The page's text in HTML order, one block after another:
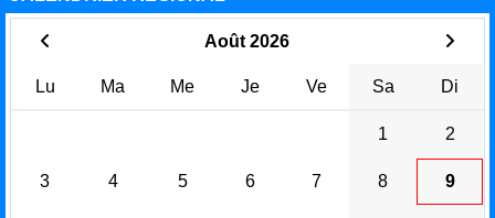
Août 2026
Lu Ma Me Je Ve Sa Di
1 2
3 4 5 6 7 8 9